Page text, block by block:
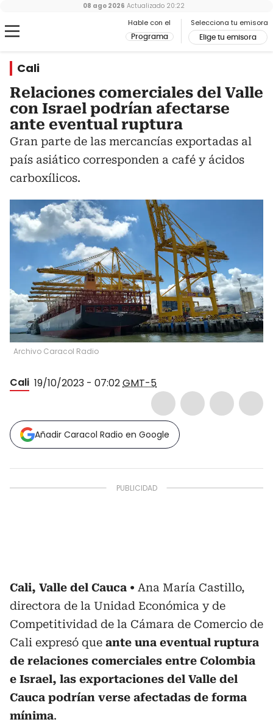
Hable con el
Programa
Selecciona tu emisora
Elige tu emisora
08 ago 2026 Actualizado 20:22
Cali
Relaciones comerciales del Valle
con Israel podrían afectarse
ante eventual ruptura
Gran parte de las mercancías exportadas al
país asiático corresponden a café y ácidos
carboxílicos.
Archivo Caracol Radio
Cali 19/10/2023 - 07:02GMT-5
Añadir Caracol Radio en Google
Cali, Valle del Cauca
Ana María Castillo,
directora de la Unidad Económica y de
Competitividad de la Cámara de Comercio de
Cali expresó que ante una eventual ruptura
de relaciones comerciales entre Colombia
e Israel, las exportaciones del Valle del
Cauca podrían verse afectadas de forma
mínima.